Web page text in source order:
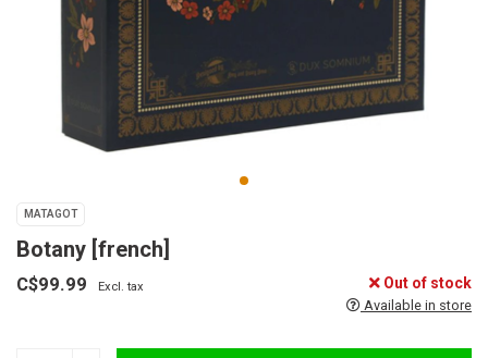
MATAGOT
Botany [french]
C$99.99 Excl. tax Out of stock
Available in store